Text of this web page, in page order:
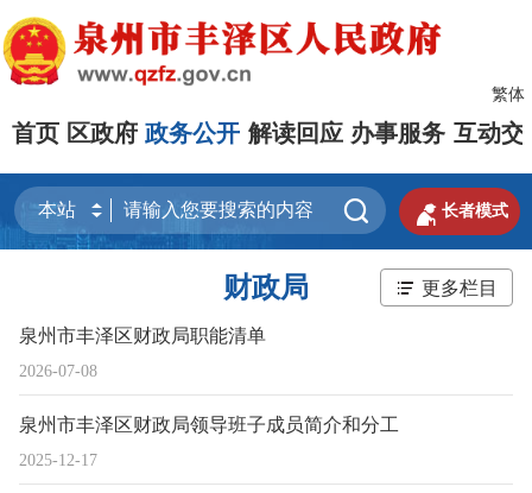
繁体
首页 区政府 政务公开 解读回应 办事服务 互动交
  长者模式
财政局 更多栏目
2026-07-08
泉州市丰泽区财政局职能清单
2025-12-17
泉州市丰泽区财政局领导班子成员简介和分工